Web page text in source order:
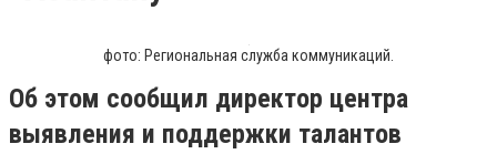
фото: Региональная служба коммуникаций.
Об этом сообщил директор центра
выявления и поддержки талантов